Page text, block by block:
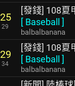
25
29
[發錢] 108夏
[ Baseball ]
balbalbanana
29
34
[發錢] 108夏
[ Baseball ]
balbalbanana